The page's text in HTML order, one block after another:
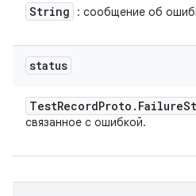
String : сообщение об
status
TestRecordProto . Failure
связанное с ошибкой.